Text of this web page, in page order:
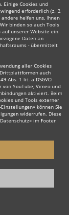
Einige Cookies und
erforderlich (z. B.
helfen uns, Ihnen
binden so auch Tools
auf unserer Website ein.
Daten an
- übermittelt
aller Cookies
auch
Abs. 1 lit. a DSGVO
YouTube, Vimeo und
aktiviert. Beim
und Tools externer
können Sie
widerrufen. Diese
im Footer